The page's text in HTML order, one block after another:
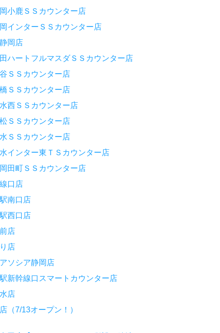
小鹿ＳＳカウンター店
インターＳＳカウンター店
岡店
ハートフルマスダＳＳカウンター店
ＳＳカウンター店
ＳＳカウンター店
西ＳＳカウンター店
ＳＳカウンター店
ＳＳカウンター店
インター東ＴＳカウンター店
田町ＳＳカウンター店
口店
南口店
西口店
店
店
ソシア静岡店
新幹線口スマートカウンター店
店
（7/13オープン！）